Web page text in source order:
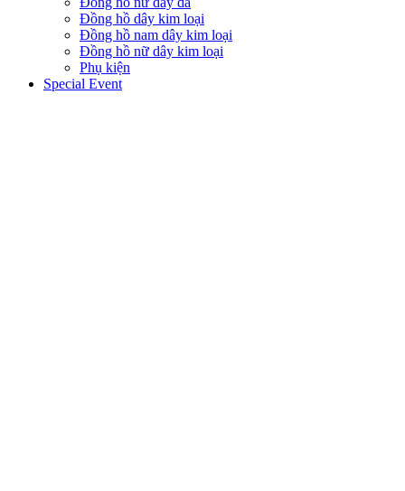
Đồng hồ dây kim loại
Đồng hồ nam dây kim loại
Đồng hồ nữ dây kim loại
Phụ kiện
Special Event